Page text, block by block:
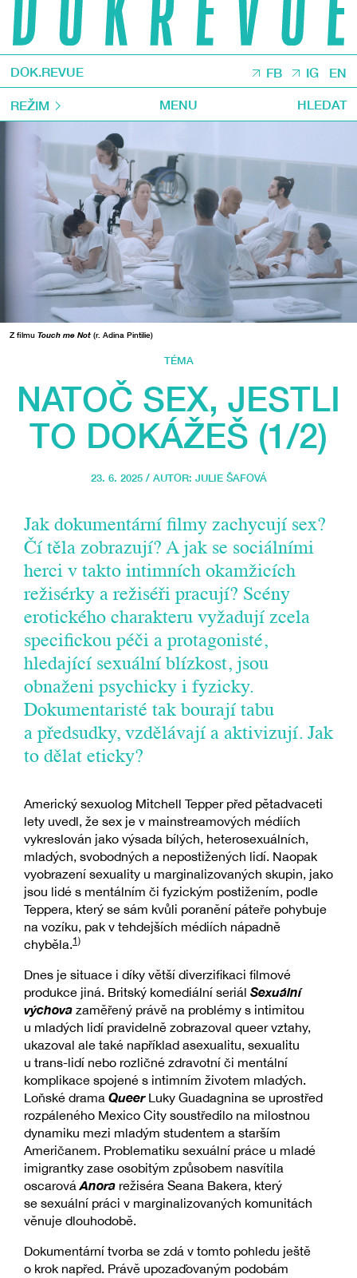
DOK.REVUE FB IG EN
REŽIM MENU HLEDAT
Z filmu Touch me Not (r. Adina Pintilie)
TÉMA
NATOČ SEX, JESTLI
TO DOKÁŽEŠ (1/2)
23. 6. 2025 / AUTOR: JULIE ŠAFOVÁ
Jak dokumentární filmy zachycují sex?
Čí těla zobrazují? A jak se sociálními
herci v takto intimních okamžicích
režisérky a režiséři pracují? Scény
erotického charakteru vyžadují zcela
specifickou péči a protagonisté,
hledající sexuální blízkost, jsou
obnaženi psychicky i fyzicky.
Dokumentaristé tak bourají tabu
a předsudky, vzdělávají a aktivizují. Jak
to dělat eticky?
Americký sexuolog Mitchell Tepper před pětadvaceti
lety uvedl, že sex je v mainstreamových médiích
vykreslován jako výsada bílých, heterosexuálních,
mladých, svobodných a nepostižených lidí. Naopak
vyobrazení sexuality u marginalizovaných skupin, jako
jsou lidé s mentálním či fyzickým postižením, podle
Teppera, který se sám kvůli poranění páteře pohybuje
na vozíku, pak v tehdejších médiích nápadně
chyběla.1)
Dnes je situace i díky větší diverzifikaci filmové
produkce jiná. Britský komediální seriál Sexuální
výchova zaměřený právě na problémy s intimitou
u mladých lidí pravidelně zobrazoval queer vztahy,
ukazoval ale také například asexualitu, sexualitu
u trans-lidí nebo rozličné zdravotní či mentální
komplikace spojené s intimním životem mladých.
Loňské drama Queer Luky Guadagnina se uprostřed
rozpáleného Mexico City soustředilo na milostnou
dynamiku mezi mladým studentem a starším
Američanem. Problematiku sexuální práce u mladé
imigrantky zase osobitým způsobem nasvítila
oscarováAnora režiséra Seana Bakera, který
se sexuální práci v marginalizovaných komunitách
věnuje dlouhodobě.
Dokumentární tvorba se zdá v tomto pohledu ještě
o krok napřed. Právě upozaďovaným podobám